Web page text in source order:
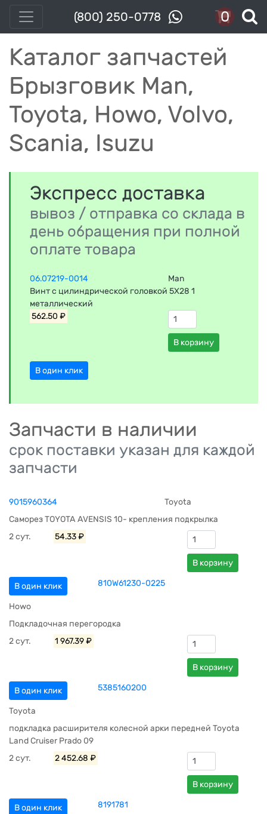
(800) 250-0778 0
Каталог запчастей
Брызговик Man,
Toyota, Howo, Volvo,
Scania, Isuzu
Экспресс доставка
вывоз / отправка со склада в
день обращения при полной
оплате товара
06.07219-0014
Man
Винт с цилиндрической головкой 5X28 1
металлический
562.50 ₽
В корзину
В один клик
Запчасти в наличии
срок поставки указан для каждой
запчасти
9015960364
Toyota
Саморез TOYOTA AVENSIS 10- крепления подкрылка
2 сут.
54.33 ₽
В корзину
В один клик 810W61230-0225
Howo
Подкладочная перегородка
2 сут.
1 967.39 ₽
В корзину
В один клик 5385160200
Toyota
подкладка расширителя колесной арки передней Toyota
Land Cruiser Prado 09
2 сут.
2 452.68 ₽
В корзину
В один клик 8191781